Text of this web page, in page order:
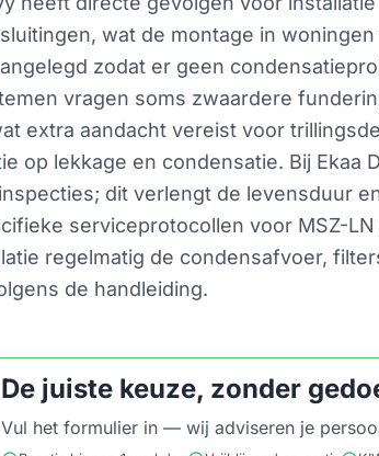
wat de montage in
zodat er geen
vragen soms zwaardere
extra aandacht vereist voor
op lekkage en condensatie. Bij Ekaa
dit verlengt de levensduur
serviceprotocollen voor MSZ-
regelmatig de condensafvoer,
de handleiding.
De juiste keuze, zonder
Vul het formulier in — wij adviseren je